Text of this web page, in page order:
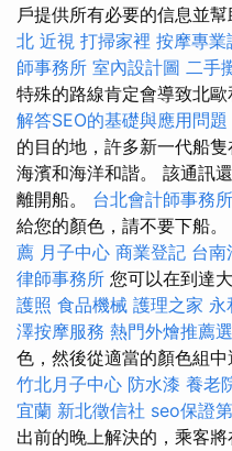
戶提供所有必要的信息並
北 近視 打掃家裡 按摩專業
師事務所 室內設計圖 二手
特殊的路線肯定會導致北歐
解答SEO的基礎與應用問題
的目的地，許多新一代船
海濱和海洋和諧。 該通訊
離開船。 台北會計師事務
給您的顏色，請不要下船。
薦 月子中心 商業登記 台南
律師事務所 您可以在到達
護照 食品機械 護理之家 永
澤按摩服務 熱門外燴推薦
色，然後從適當的顏色組中
竹北月子中心 防水漆 養老
宜蘭 新北徵信社 seo保證
出前的晚上解決的，乘客將